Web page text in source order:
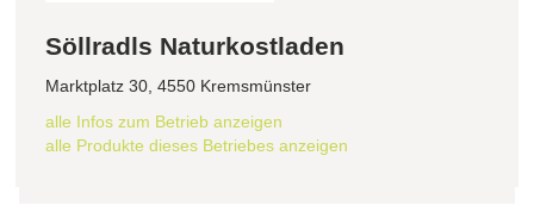
Söllradls Naturkostladen
Marktplatz 30, 4550 Kremsmünster
alle Infos zum Betrieb anzeigen
alle Produkte dieses Betriebes anzeigen